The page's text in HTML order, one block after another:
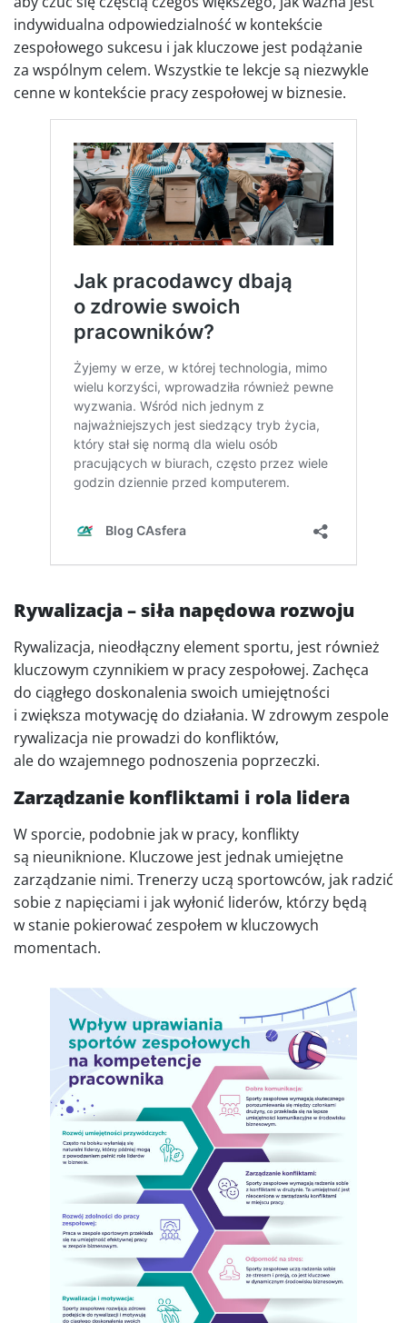
indywidualna odpowiedzialność w kontekście
zespołowego sukcesu i jak kluczowe jest podążanie
za wspólnym celem. Wszystkie te lekcje są niezwykle
cenne w kontekście pracy zespołowej w biznesie.
Rywalizacja – siła napędowa rozwoju
Rywalizacja, nieodłączny element sportu, jest również
kluczowym czynnikiem w pracy zespołowej. Zachęca
do ciągłego doskonalenia swoich umiejętności
i zwiększa motywację do działania. W zdrowym zespole
rywalizacja nie prowadzi do konfliktów,
ale do wzajemnego podnoszenia poprzeczki.
Zarządzanie konfliktami i rola lidera
W sporcie, podobnie jak w pracy, konflikty
są nieuniknione. Kluczowe jest jednak umiejętne
zarządzanie nimi. Trenerzy uczą sportowców, jak radzić
sobie z napięciami i jak wyłonić liderów, którzy będą
w stanie pokierować zespołem w kluczowych
momentach.